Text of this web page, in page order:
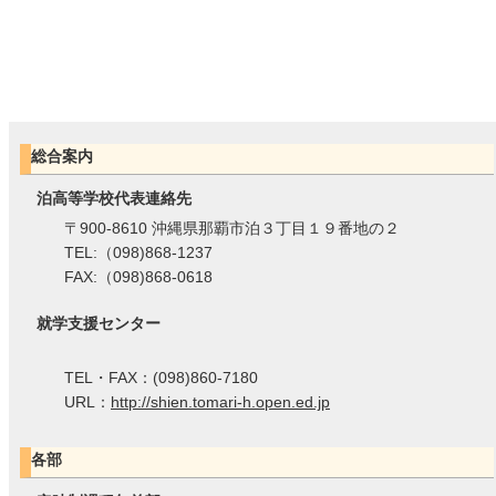
総合案内
泊高等学校代表連絡先
〒900-8610 沖縄県那覇市泊３丁目１９番地の２
TEL:（098)868-1237
FAX:（098)868-0618
就学支援センター
TEL・FAX：(098)860-7180
URL： http://shien.tomari-h.open.ed.jp
各部